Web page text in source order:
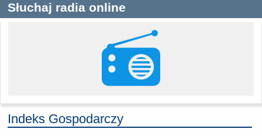
Słuchaj radia online
Indeks Gospodarczy